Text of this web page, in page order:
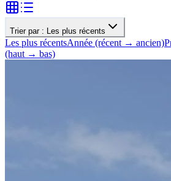
Trier par : Les plus récents
Les plus récentsAnnée (récent → ancien)
(haut → bas)